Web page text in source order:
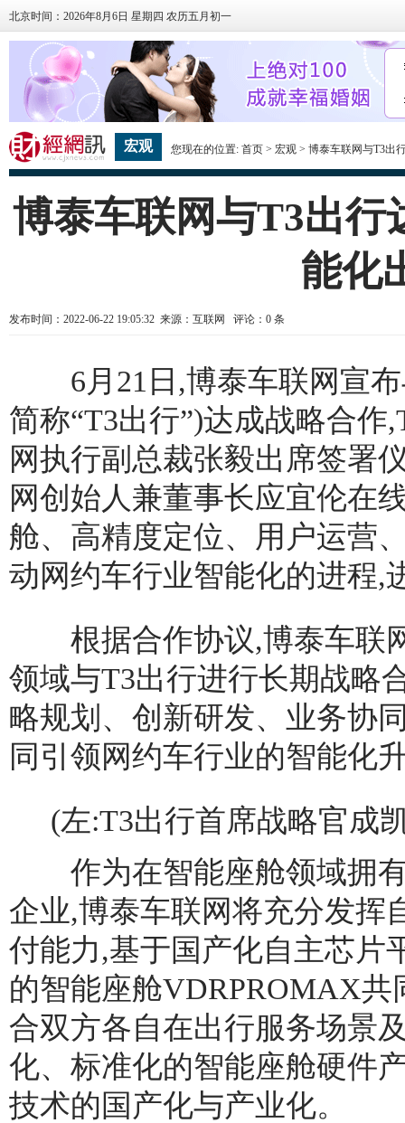
北京时间：2026年8月6日 星期四 农历五月初一
宏观 您现在的位置: 首页> 宏观> 博泰车联网与T3出
博泰车联网与T3出行
能化
发布时间：2022-06-22 19:05:32 来源：互联网 评论： 0 条
6月21日,博泰车联网宣布
简称“T3出行”)达成战略合
网执行副总裁张毅出席签署
网创始人兼董事长应宜伦在
舱、高精度定位、用户运营
动网约车行业智能化的进程,
根据合作协议,博泰车联
领域与T3出行进行长期战略
略规划、创新研发、业务协
同引领网约车行业的智能化
(左:T3出行首席战略官成
作为在智能座舱领域拥有
企业,博泰车联网将充分发挥
付能力,基于国产化自主芯片
的智能座舱VDRPROMAX
合双方各自在出行服务场景
化、标准化的智能座舱硬件
技术的国产化与产业化。